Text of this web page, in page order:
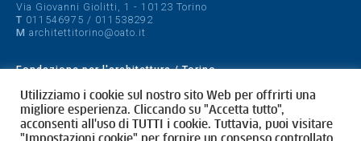
Via Giovanni Giolitti, 1 - 10123 Torino
T 011546975 / 011538292
M architettitorino@oato.it
Fondazione per l'architettura / Torino
Designed by quattrolinee.it
Cookie Policy
Utilizziamo i cookie sul nostro sito Web per offrirti una
migliore esperienza. Cliccando su "Accetta tutto",
acconsenti all'uso di TUTTI i cookie. Tuttavia, puoi visitare